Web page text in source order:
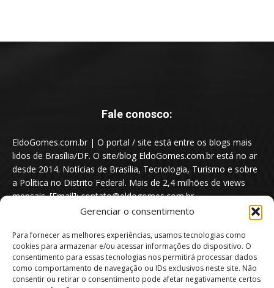
Gerenciar o consentimento
Para fornecer as melhores experiências, usamos tecnologias como
cookies para armazenar e/ou acessar informações do dispositivo. O
consentimento para essas tecnologias nos permitirá processar dados
como comportamento de navegação ou IDs exclusivos neste site. Não
consentir ou retirar o consentimento pode afetar negativamente certos
Fale conosco:
EldoGomes.com.br | O portal / site está entre os blogs mais
lidos de Brasília/DF. O site/blog EldoGomes.com.br está no ar
desde 2014. Notícias de Brasília, Tecnologia, Turismo e sobre
a Política no Distrito Federal. Mais de 2,4 milhões de views
mensais. [Email]: contato@eldogomes.com.br